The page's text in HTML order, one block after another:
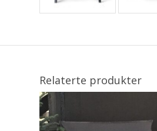
Relaterte produkter